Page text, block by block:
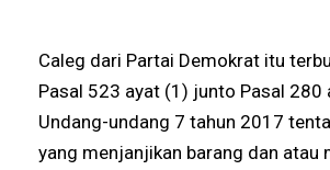
Caleg dari Partai Demokrat itu
Pasal 523 ayat (1) junto Pasal 280
Undang-undang 7 tahun 2017
yang menjanjikan barang dan atau